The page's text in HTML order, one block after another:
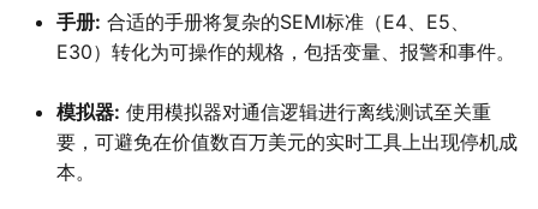
手册: 合适的手册将复杂的SEMI标准（E4、E5、
E30）转化为可操作的规格，包括变量、报警和事件。
模拟器: 使用模拟器对通信逻辑进行离线测试至关重
要，可避免在价值数百万美元的实时工具上出现停机成
本。